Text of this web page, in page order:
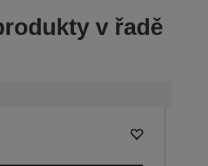
v řadě